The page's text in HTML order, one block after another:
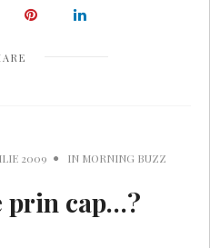
2009 IN MORNING BUZZ
prin cap…?